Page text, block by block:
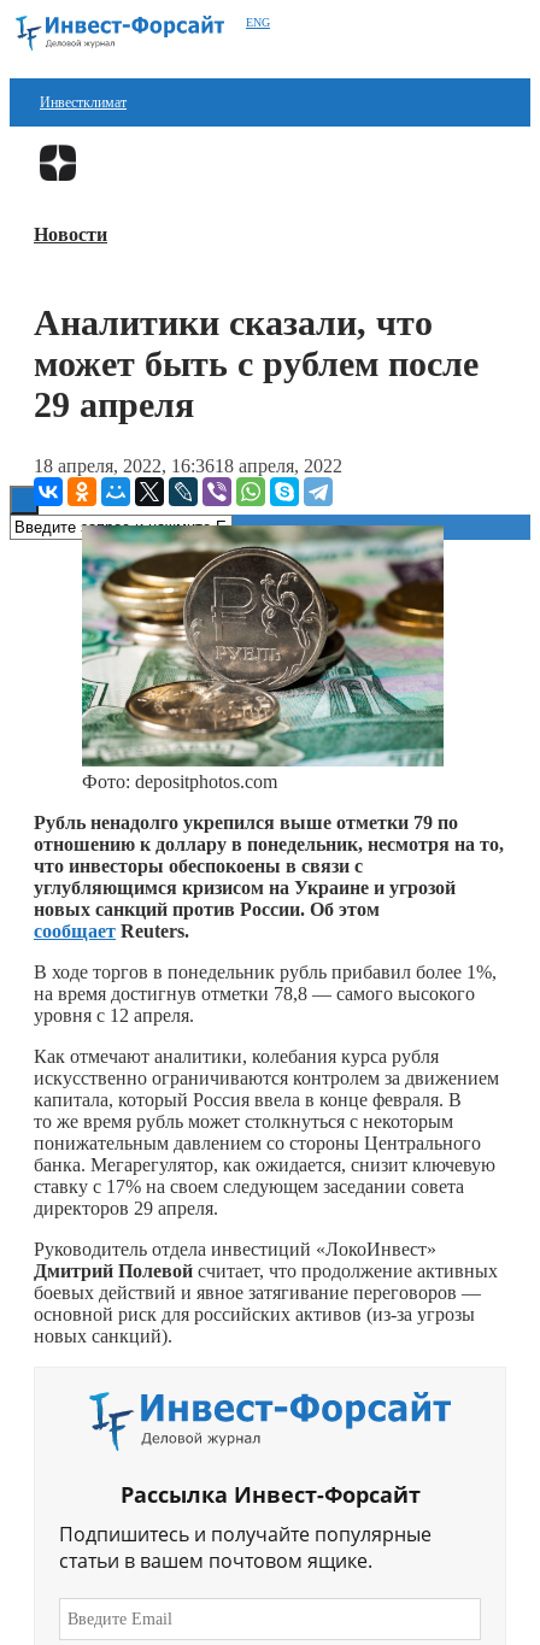
ENG
Инвестклимат
Финансы
Блокчейн
ESG
Новости
Аналитики сказали, что
может быть с рублем после
29 апреля
18 апреля, 2022, 16:3618 апреля, 2022
Фото: depositphotos.com
Рубль ненадолго укрепился выше отметки 79 по
отношению к доллару в понедельник, несмотря на то,
что инвесторы обеспокоены в связи с
углубляющимся кризисом на Украине и угрозой
новых санкций против России. Об этом
сообщает Reuters.
В ходе торгов в понедельник рубль прибавил более 1%,
на время достигнув отметки 78,8 — самого высокого
уровня с 12 апреля.
Как отмечают аналитики, колебания курса рубля
искусственно ограничиваются контролем за движением
капитала, который Россия ввела в конце февраля. В
то же время рубль может столкнуться с некоторым
понижательным давлением со стороны Центрального
банка. Мегарегулятор, как ожидается, снизит ключевую
ставку с 17% на своем следующем заседании совета
директоров 29 апреля.
Руководитель отдела инвестиций «ЛокоИнвест»
Дмитрий Полевой считает, что продолжение активных
боевых действий и явное затягивание переговоров —
основной риск для российских активов (из-за угрозы
новых санкций).
Рассылка Инвест-Форсайт
Подпишитесь и получайте популярные
статьи в вашем почтовом ящике.